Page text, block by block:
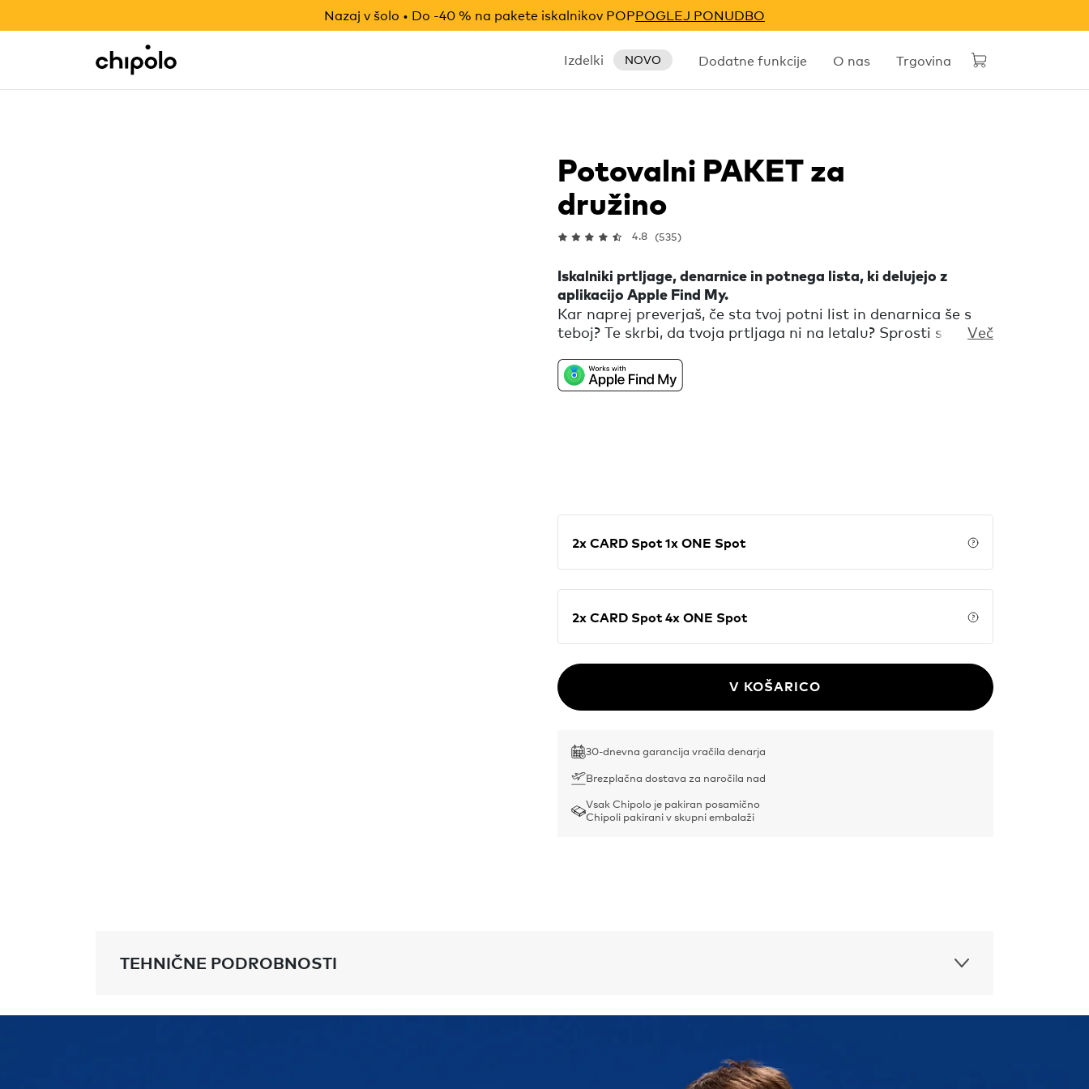
Nazaj v šolo • Do -40 % na pakete iskalnikov POPPOGLEJ PONUDBO
Chipolo - Home page Izdelki NOVO Dodatne funkcije O nas Trgovina
Integracije
Potovalni PAKET za
družino
4.8 (535)
Iskalniki prtljage, denarnice in potnega lista, ki delujejo z
aplikacijo Apple Find My.
Kar naprej preverjaš, če sta tvoj potni list in denarnica še s
teboj? Te skrbi, da tvoja prtljaga ni na letalu? Sprosti se in
pazi na tvojo denarnico, potni list in prtljago. Deluje izključno
z aplikacijo Apple Find My.
Več
2x CARD Spot 1x ONE Spot Price details
2x CARD Spot 4x ONE Spot Price details
V KOŠARICO
30-dnevna garancija vračila denarja
Brezplačna dostava za naročila nad
Vsak Chipolo je pakiran posamično
Chipoli pakirani v skupni embalaži
TEHNIČNE PODROBNOSTI
Chipolo ONE Spot Chipolo CARD Spot
60 m v vidnem polju